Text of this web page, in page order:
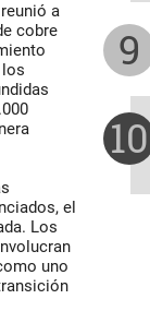
a
cobre
el
Los
uno